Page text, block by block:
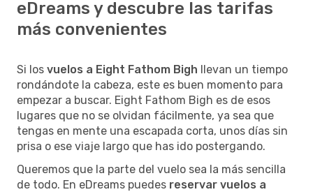
eDreams y descubre las tarifas
más convenientes
Si los vuelos a Eight Fathom Bigh llevan un tiempo
rondándote la cabeza, este es buen momento para
empezar a buscar. Eight Fathom Bigh es de esos
lugares que no se olvidan fácilmente, ya sea que
tengas en mente una escapada corta, unos días sin
prisa o ese viaje largo que has ido postergando.
Queremos que la parte del vuelo sea la más sencilla
de todo. En eDreams puedes reservar vuelos a